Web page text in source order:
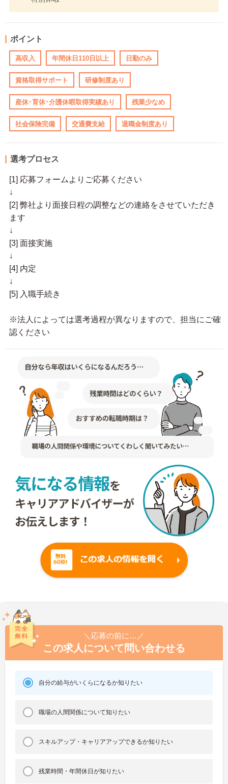
ポイント
高収入 年間休日110日以上 日勤のみ
資格取得サポート 研修制度あり
産休･育休･介護休暇取得実績あり 残業少なめ
社会保険完備 交通費支給 退職金制度あり
選考プロセス
[1] 応募フォームよりご応募ください
↓
[2] 弊社より面接日程の調整などの連絡をさせていただき
ます
↓
[3] 面接実施
↓
[4] 内定
↓
[5] 入職手続き
※法人によっては選考過程が異なりますので、担当にご確
認ください
＼応募の前に…／
この求人について問い合わせる
自分の給与がいくらになるか知りたい
職場の人間関係について知りたい
スキルアップ・キャリアアップできるか知りたい
残業時間・年間休日が知りたい